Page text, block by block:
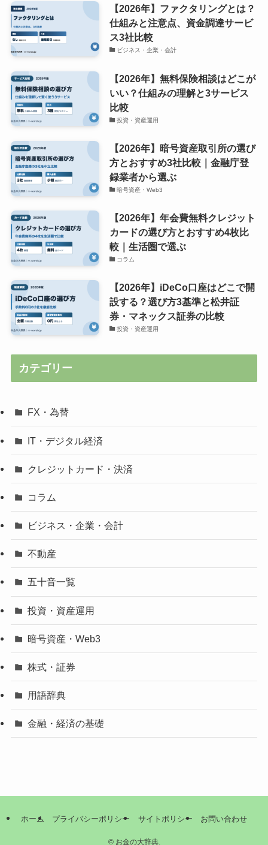
【2026年】ファクタリングとは？
仕組みと注意点、資金調達サービ
ス3社比較
ビジネス・企業・会計
【2026年】無料保険相談はどこが
いい？仕組みの理解と3サービス
比較
投資・資産運用
【2026年】暗号資産取引所の選び
方とおすすめ3社比較｜金融庁登
録業者から選ぶ
暗号資産・Web3
【2026年】年会費無料クレジット
カードの選び方とおすすめ4枚比
較｜生活圏で選ぶ
コラム
【2026年】iDeCo口座はどこで開
設する？選び方3基準と松井証
券・マネックス証券の比較
投資・資産運用
カテゴリー
FX・為替
IT・デジタル経済
クレジットカード・決済
コラム
ビジネス・企業・会計
不動産
五十音一覧
投資・資産運用
暗号資産・Web3
株式・証券
用語辞典
金融・経済の基礎
ホーム プライバシーポリシー サイトポリシー お問い合わせ
©お金の大辞典.